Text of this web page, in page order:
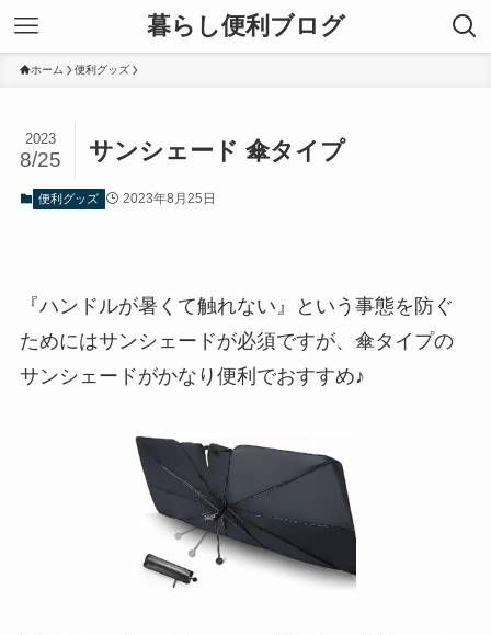
暮らし便利ブログ
ホーム 便利グッズ
サンシェード 傘タイプ
2023
8/25
便利グッズ 2023年8月25日
『ハンドルが暑くて触れない』という事態を防ぐ
ためにはサンシェードが必須ですが、傘タイプの
サンシェードがかなり便利でおすすめ♪